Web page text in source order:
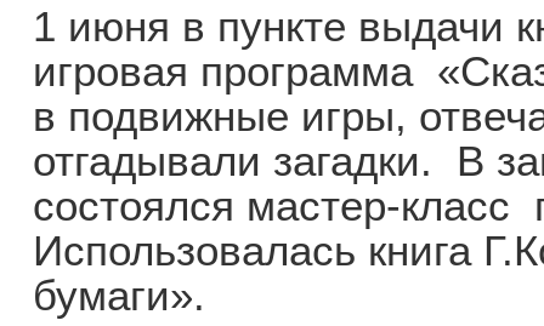
1 июня в пункте выдачи
игровая программа
в подвижные игры,
отгадывали загадки. В
состоялся мастер-
Использовалась книга
бумаги».